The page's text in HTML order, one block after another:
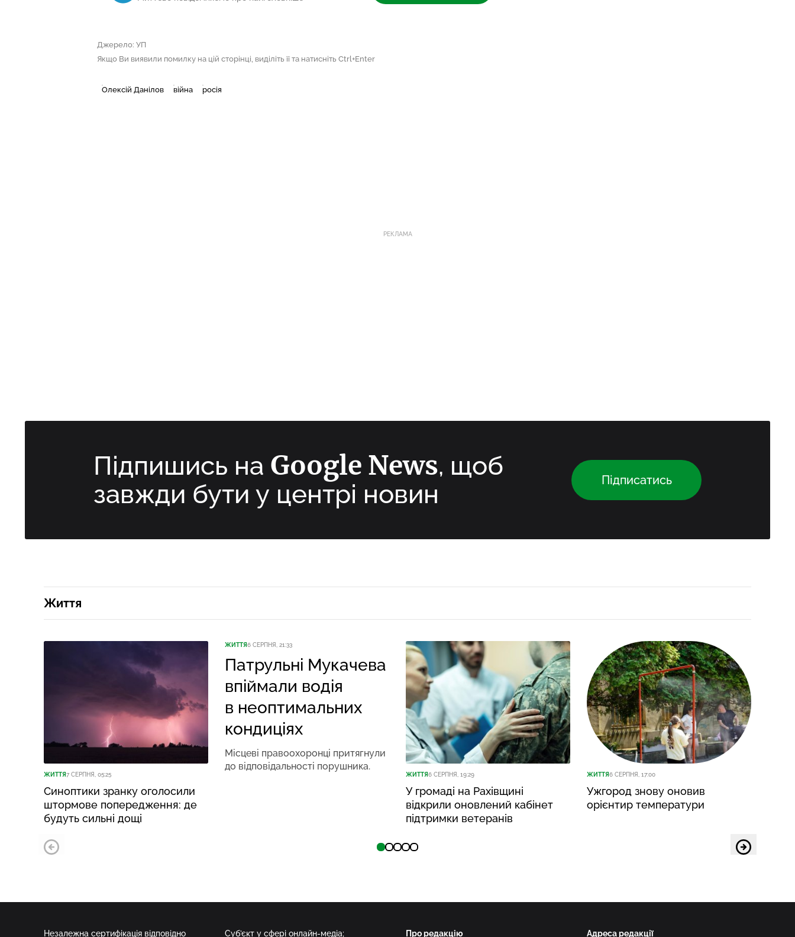
Джерело: УП
Якщо Ви виявили помилку на цій сторінці, виділіть її та натисніть Ctrl+Enter
Олексій Данілов війна росія
РЕКЛАМА
Підпишись на Google News, щоб
завжди бути у центрі новин
Підписатись
Життя
ЖИТТЯ7 СЕРПНЯ, 05:25
Синоптики зранку оголосили
штормове попередження: де
будуть сильні дощі
ЖИТТЯ6 СЕРПНЯ, 21:33
Патрульні Мукачева
впіймали водія
в неоптимальних
кондиціях
Місцеві правоохоронці притягнули
до відповідальності порушника.
ЖИТТЯ6 СЕРПНЯ, 19:29
У громаді на Рахівщині
відкрили оновлений кабінет
підтримки ветеранів
ЖИТТЯ6 СЕРПНЯ, 17:00
Ужгород знову оновив
орієнтир температури
Незалежна сертифікація відповідно Суб’єкт у сфері онлайн-медіа; Про редакцію Адреса редакції